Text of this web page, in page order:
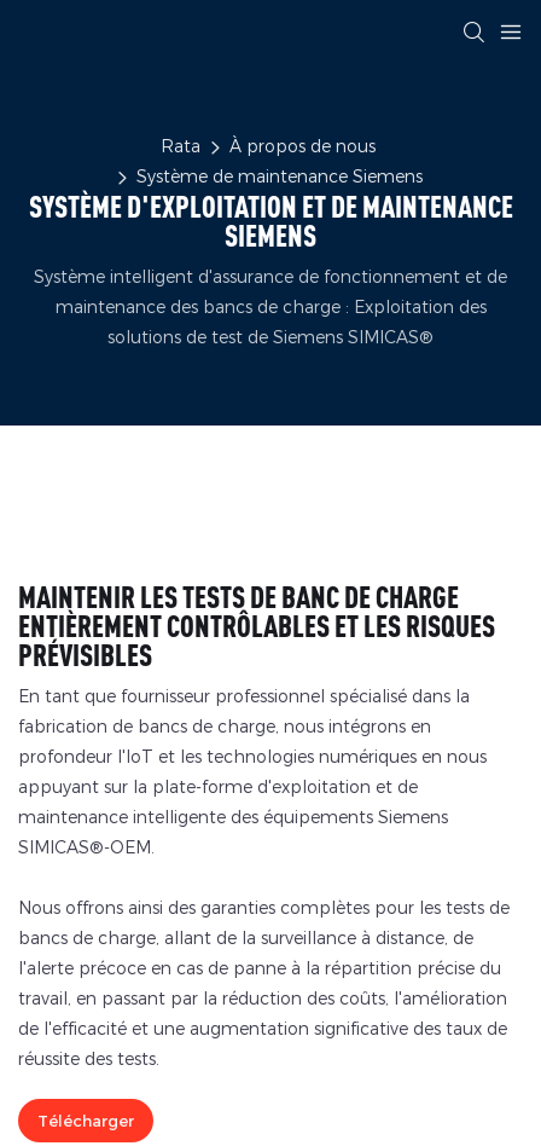
Rata
À propos de nous
Système de maintenance Siemens
SYSTÈME D'EXPLOITATION ET DE MAINTENANCE
SIEMENS
Système intelligent d'assurance de fonctionnement et de
maintenance des bancs de charge : Exploitation des
solutions de test de Siemens SIMICAS®
MAINTENIR LES TESTS DE BANC DE CHARGE
ENTIÈREMENT CONTRÔLABLES ET LES RISQUES
PRÉVISIBLES
En tant que fournisseur professionnel spécialisé dans la
fabrication de bancs de charge, nous intégrons en
profondeur l'IoT et les technologies numériques en nous
appuyant sur la plate-forme d'exploitation et de
maintenance intelligente des équipements Siemens
SIMICAS®-OEM.
Nous offrons ainsi des garanties complètes pour les tests de
bancs de charge, allant de la surveillance à distance, de
l'alerte précoce en cas de panne à la répartition précise du
travail, en passant par la réduction des coûts, l'amélioration
de l'efficacité et une augmentation significative des taux de
réussite des tests.
Télécharger